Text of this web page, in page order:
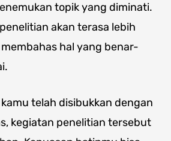
topik yang diminati.
akan terasa lebih
hal yang benar-
telah disibukkan dengan
kegiatan penelitian tersebut